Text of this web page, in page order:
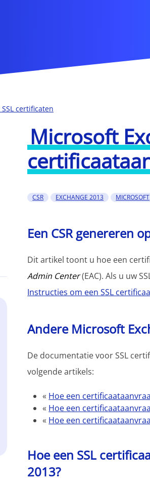
certificaten
Microsoft
CSR EXCHANGE 2013 MICROSOFT
Een CSR genereren
Dit artikel toont u hoe een
Admin Center(EAC). Als u uw
Instructies om een SSL
Andere Microsoft
De documentatie voor SSL
volgende artikels:
« Hoe een
« Hoe een
« Hoe een
Hoe een SSL
2013?